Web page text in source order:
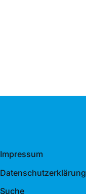
Impressum
Datenschutzerklärung
Suche